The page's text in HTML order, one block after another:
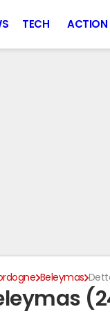
TECH ACTION
Beleymas